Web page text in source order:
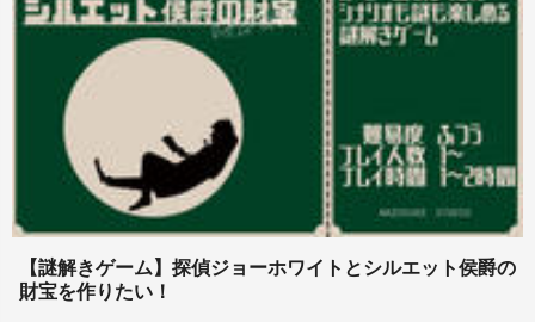
【謎解きゲーム】探偵ジョーホワイトとシルエット侯爵の
財宝を作りたい！